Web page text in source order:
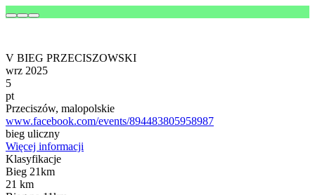
V BIEG PRZECISZOWSKI
wrz 2025
5
pt
Przeciszów, malopolskie
www.facebook.com/events/894483805958987
bieg uliczny
Więcej informacji
Klasyfikacje
Bieg 21km
21 km